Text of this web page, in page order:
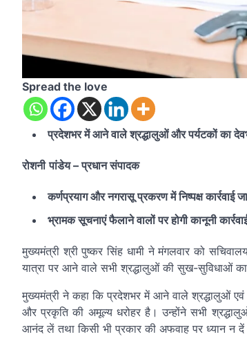
Spread the love
प्रदेशभर में आने वाले श्रद्धालुओं और पर्यटकों का
रोशनी पांडेय– प्रधान संपादक
कर्णप्रयाग और नगरासू प्रकरण में निष्पक्ष कार्रवाई
भ्रामक सूचनाएं फैलाने वालों पर होगी कानूनी
मुख्यमंत्री श्री पुष्कर सिंह धामी ने मंगलवार को
यात्रा पर आने वाले सभी श्रद्धालुओं की सुख-सुविधाओं का
मुख्यमंत्री ने कहा कि प्रदेशभर में आने वाले श्रद्धालुओं एवं
और प्रकृति की अमूल्य धरोहर है। उन्होंने सभी
आनंद लें तथा किसी भी प्रकार की अफवाह पर ध्यान न